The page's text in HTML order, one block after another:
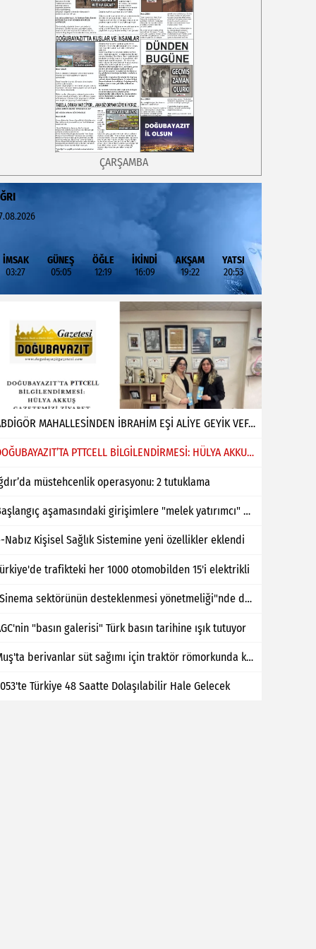
ÇARŞAMBA
İMSAK
03:27
GÜNEŞ
05:05
ÖĞLE
12:19
İKİNDİ
16:09
AKŞAM
19:22
YATSI
20:53
ABDİGÖR MAHALLESİNDEN İBRAHİM EŞİ ALİYE GEYİK VEFAT ETMİŞTİR
DOĞUBAYAZIT’TA PTTCELL BİLGİLENDİRMESİ: HÜLYA AKKUŞ GAZETEMİZİ ZİYARET ETTİ
müstehcenlik operasyonu: 2 tutuklama
Başlangıç aşamasındaki girişimlere "melek yatırımcı" desteği
Nabız Kişisel Sağlık Sistemine yeni özellikler eklendi
trafikteki her 1000 otomobilden 15'i elektrikli
"Sinema sektörünün desteklenmesi yönetmeliği"nde değişiklik yapıldı
"basın galerisi" Türk basın tarihine ışık tutuyor
Muş'ta berivanlar süt sağımı için traktör römorkunda kilometrelerce yol kat ediyor
Türkiye 48 Saatte Dolaşılabilir Hale Gelecek